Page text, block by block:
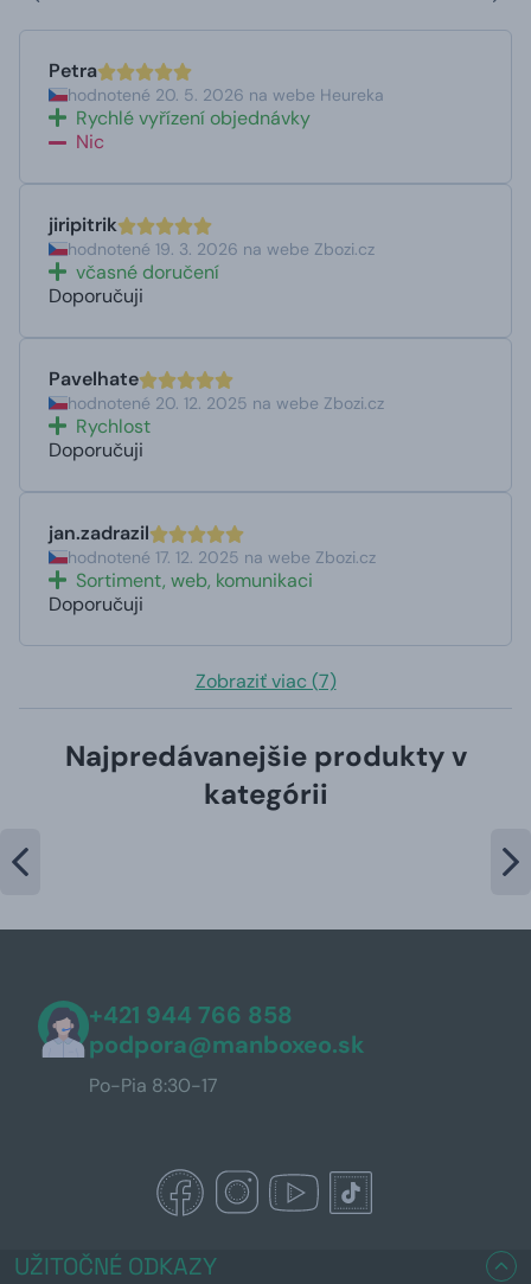
Petra
hodnotené 20. 5. 2026 na webe Heureka
Rychlé vyřízení objednávky
Nic
jiripitrik
hodnotené 19. 3. 2026 na webe Zbozi.cz
včasné doručení
Doporučuji
Pavelhate
hodnotené 20. 12. 2025 na webe Zbozi.cz
Rychlost
Doporučuji
jan.zadrazil
hodnotené 17. 12. 2025 na webe Zbozi.cz
Sortiment, web, komunikaci
Doporučuji
Zobraziť viac (7)
Najpredávanejšie produkty v
kategórii
+421 944 766 858
podpora@manboxeo.sk
Po-Pia 8:30-17
UŽITOČNÉ ODKAZY